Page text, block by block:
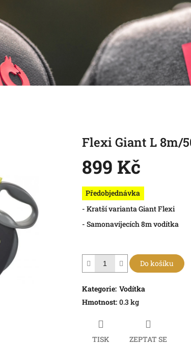
Flexi Giant L 8m/
899 Kč
Měrná
cena:
Předobjednávka
- Kratší varianta Giant Flexi
- Samonavíjecích 8m vodítka
Do košíku
Kategorie: Vodítka
Hmotnost: 0.3 kg
TISK ZEPTAT SE